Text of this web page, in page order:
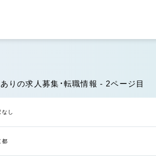
りの求人募集・転職情報 - 2ページ目
なし
都